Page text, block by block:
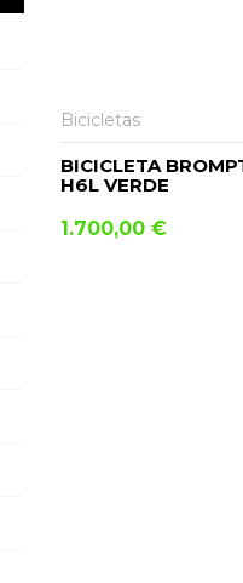
Bicicletas
BICICLETA
H6L VERDE
1.700,00 €